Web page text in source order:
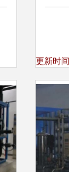
处
更新时